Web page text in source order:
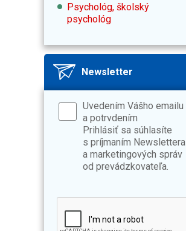
Psychológ, školský
psychológ
Newsletter
Uvedením Vášho emailu
a potrvdením
Prihlásiť sa súhlasíte
s príjmaním Newslettera
a marketingových správ
od prevádzkovateľa.